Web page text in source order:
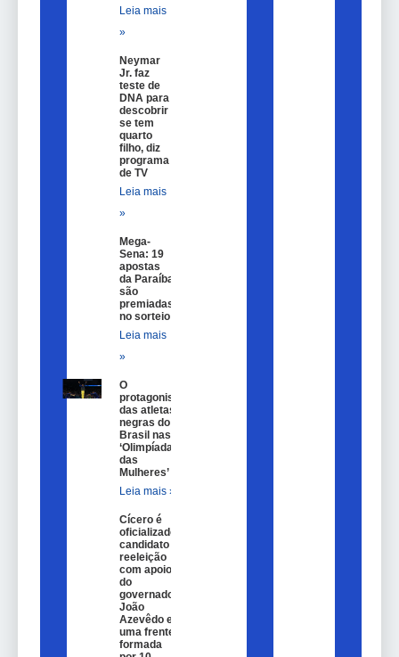
Leia mais
»
Neymar
Jr. faz
teste de
DNA para
descobrir
se tem
quarto
filho, diz
programa
de TV
Leia mais
»
Mega-
Sena: 19
apostas
da Paraíba
são
premiadas
no sorteio
Leia mais
»
O
protagonismo
das atletas
negras do
Brasil nas
‘Olimpíadas
das
Mulheres’
Leia mais »
Cícero é
oficializado
candidato a
reeleição
com apoio
do
governador
João
Azevêdo e
uma frente
formada